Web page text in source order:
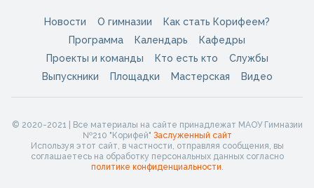
Новости О гимназии
Как стать Корифеем?
Программа
Календарь
Кафедры
Проекты и команды
Кто есть кто
Службы
Выпускники
Площадки Мастерская Видео
© 2020-2021 | Все материалы на сайте принадлежат МАОУ Гимназии
№210 "Корифей" Заслуженный сайт
Используя этот сайт, в частности, отправляя сообщения, вы
соглашаетесь на обработку персональных данных согласно
политике конфиденциальности.